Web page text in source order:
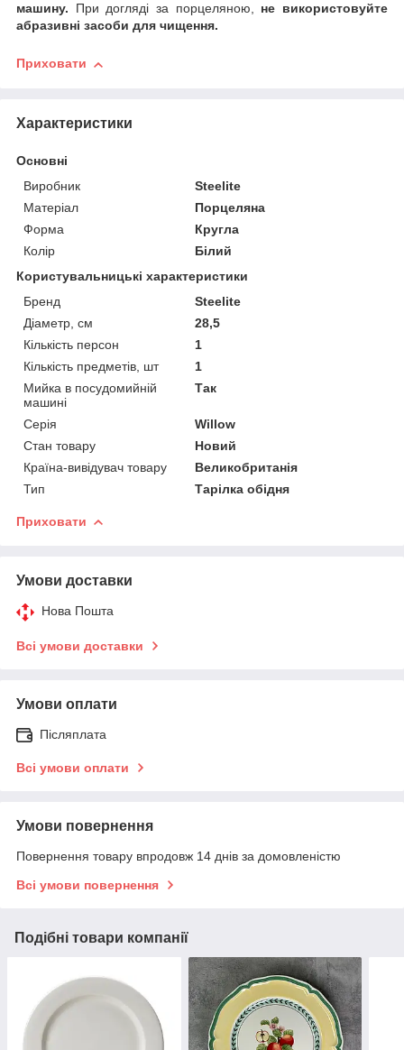
машину. При догляді за порцеляною, не використовуйте
абразивні засоби для чищення.
Приховати
Характеристики
Основні
Виробник
Steelite
Матеріал
Порцеляна
Форма
Кругла
Колір
Білий
Користувальницькі характеристики
Бренд
Steelite
Діаметр, см
28,5
Кількість персон
1
Кількість предметів, шт
1
Мийка в посудомийній
машині
Так
Серія
Willow
Стан товару
Новий
Країна-вивідувач товару
Великобританія
Тип
Тарілка обідня
Приховати
Умови доставки
Нова Пошта
Всі умови доставки
Умови оплати
Післяплата
Всі умови оплати
Умови повернення
Повернення товару впродовж 14 днів за домовленістю
Всі умови повернення
Подібні товари компанії